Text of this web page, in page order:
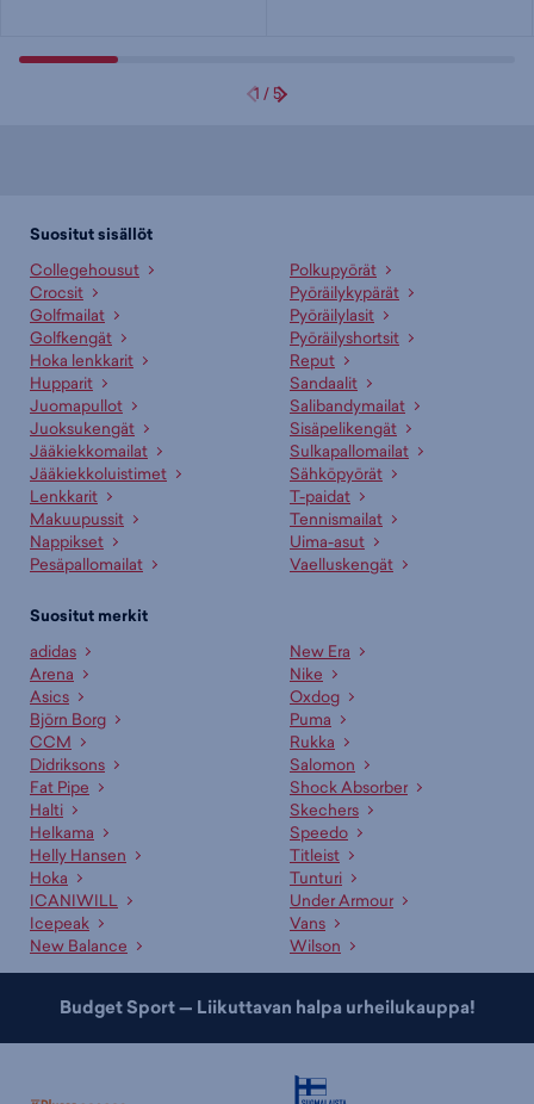
1 /5
Suositut sisällöt
Collegehousut
Crocsit
Golfmailat
Golfkengät
Hoka lenkkarit
Hupparit
Juomapullot
Juoksukengät
Jääkiekkomailat
Jääkiekkoluistimet
Lenkkarit
Makuupussit
Nappikset
Pesäpallomailat
Polkupyörät
Pyöräilykypärät
Pyöräilylasit
Pyöräilyshortsit
Reput
Sandaalit
Salibandymailat
Sisäpelikengät
Sulkapallomailat
Sähköpyörät
T-paidat
Tennismailat
Uima-asut
Vaelluskengät
Suositut merkit
adidas
Arena
Asics
Björn Borg
CCM
Didriksons
Fat Pipe
Halti
Helkama
Helly Hansen
Hoka
ICANIWILL
Icepeak
New Balance
New Era
Nike
Oxdog
Puma
Rukka
Salomon
Shock Absorber
Skechers
Speedo
Titleist
Tunturi
Under Armour
Vans
Wilson
Budget Sport — Liikuttavan halpa urheilukauppa!